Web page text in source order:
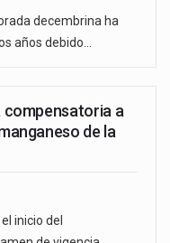
decembrina ha
años debido…
compensatoria a
de la
inicio del